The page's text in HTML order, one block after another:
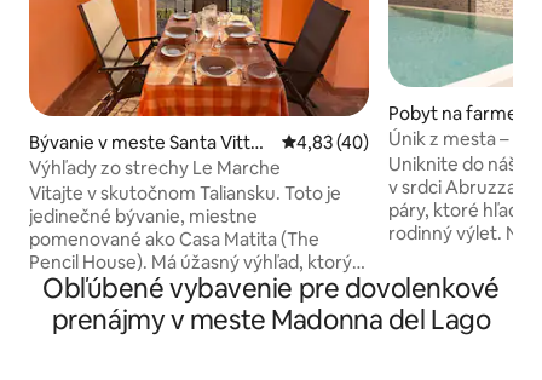
Bývanie v meste Santa Vittori
a in Matenano
Priemerné ohodnotenie 4,83
4,83 (40)
Výhľady zo strechy Le Marche
Vitajte v skutočnom Taliansku. Toto je
jedinečné bývanie, miestne
pomenované ako Casa Matita (The
Pencil House). Má úžasný výhľad, ktorý
na vás čaká z lodžie (zastrešená terasa).
Oddýchnite si, čítajte, pite prosecco
alebo večeru pri sledovaní úžasných
Pobyt na farme v
Attanasio
Únik z mesta –
Uniknite do
v srdci Abruzza,
páry, ktoré
rodinný výlet. Náš domov má ideálnu
ohromujúce
Vychutnajte si
vybavenie:
Obľúbené vybavenie pre dovolenkové
prenájmy v meste Madonna del Lago